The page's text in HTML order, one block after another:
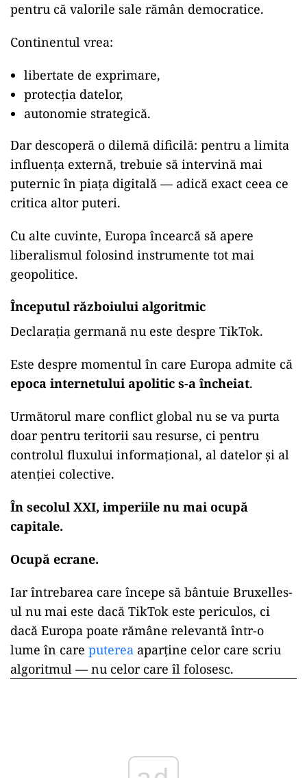
pentru că valorile sale rămân democratice.
Continentul vrea:
libertate de exprimare,
protecția datelor,
autonomie strategică.
Dar descoperă o dilemă dificilă: pentru a limita
influența externă, trebuie să intervină mai
puternic în piața digitală — adică exact ceea ce
critica altor puteri.
Cu alte cuvinte, Europa încearcă să apere
liberalismul folosind instrumente tot mai
geopolitice.
Începutul războiului algoritmic
Declarația germană nu este despre TikTok.
Este despre momentul în care Europa admite că
epoca internetului apolitic s-a încheiat.
Următorul mare conflict global nu se va purta
doar pentru teritorii sau resurse, ci pentru
controlul fluxului informațional, al datelor și al
atenției colective.
În secolul XXI, imperiile nu mai ocupă
capitale.
Ocupă ecrane.
Iar întrebarea care începe să bântuie Bruxelles-
ul nu mai este dacă TikTok este periculos, ci
dacă Europa poate rămâne relevantă într-o
lume în care puterea aparține celor care scriu
algoritmul — nu celor care îl folosesc.